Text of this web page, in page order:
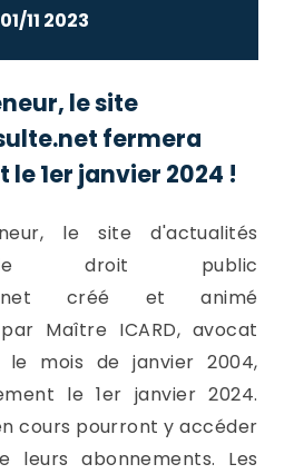
01/11 2023
le site
fermera
1er janvier 2024 !
le site d'actualités
de droit public
créé et animé
Maître ICARD, avocat
le mois de janvier 2004,
le 1er janvier 2024.
cours pourront y accéder
leurs abonnements. Les